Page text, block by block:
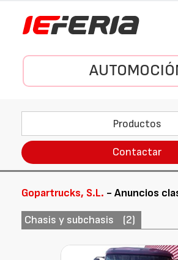
Productos
Contactar
Gopartrucks, S.L. - Anuncios
Chasis y subchasis (2)